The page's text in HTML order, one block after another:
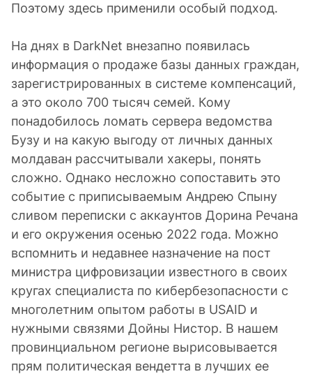
Поэтому здесь применили особый подход.
На днях в DarkNet внезапно появилась
информация о продаже базы данных граждан,
зарегистрированных в системе компенсаций,
а это около 700 тысяч семей. Кому
понадобилось ломать сервера ведомства
Бузу и на какую выгоду от личных данных
молдаван рассчитывали хакеры, понять
сложно. Однако несложно сопоставить это
событие с приписываемым Андрею Спыну
сливом переписки с аккаунтов Дорина Речана
и его окружения осенью 2022 года. Можно
вспомнить и недавнее назначение на пост
министра цифровизации известного в своих
кругах специалиста по кибербезопасности с
многолетним опытом работы в USAID и
нужными связями Дойны Нистор. В нашем
провинциальном регионе вырисовывается
прям политическая вендетта в лучших ее